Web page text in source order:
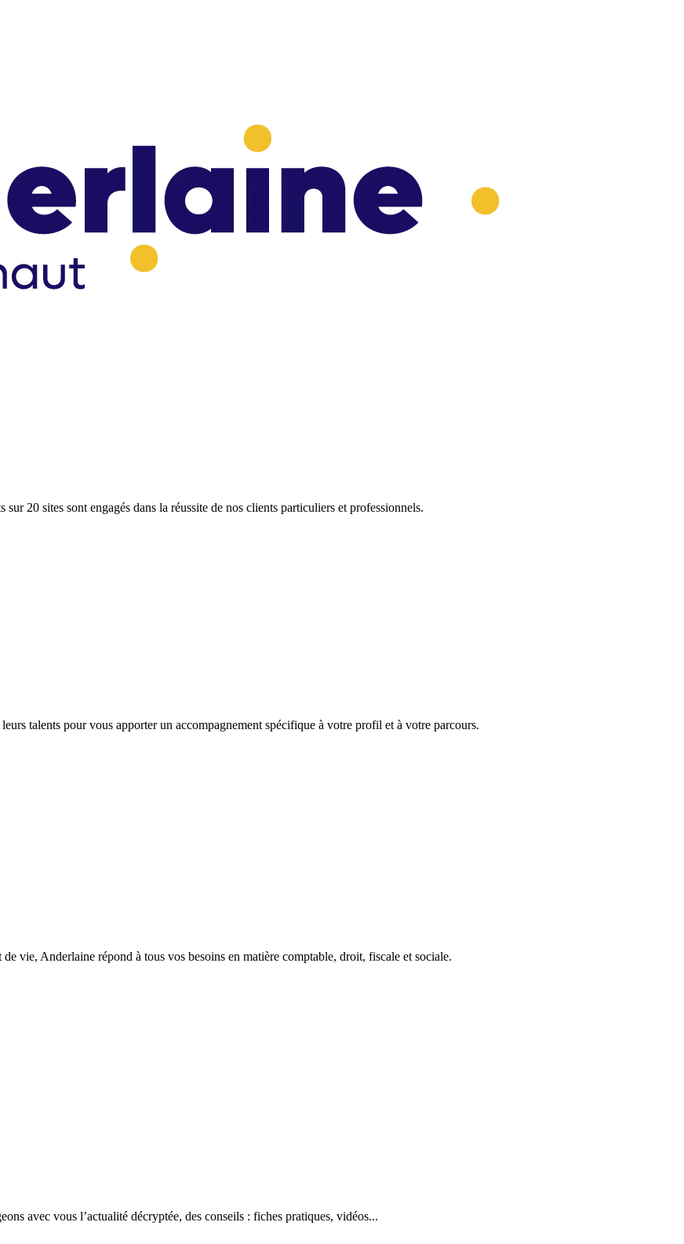
sur 20 sites sont engagés dans la réussite de nos clients particuliers et professionnels.
talents pour vous apporter un accompagnement spécifique à votre profil et à votre parcours.
vie, Anderlaine répond à tous vos besoins en matière comptable, droit, fiscale et sociale.
avec vous l’actualité décryptée, des conseils : fiches pratiques, vidéos...